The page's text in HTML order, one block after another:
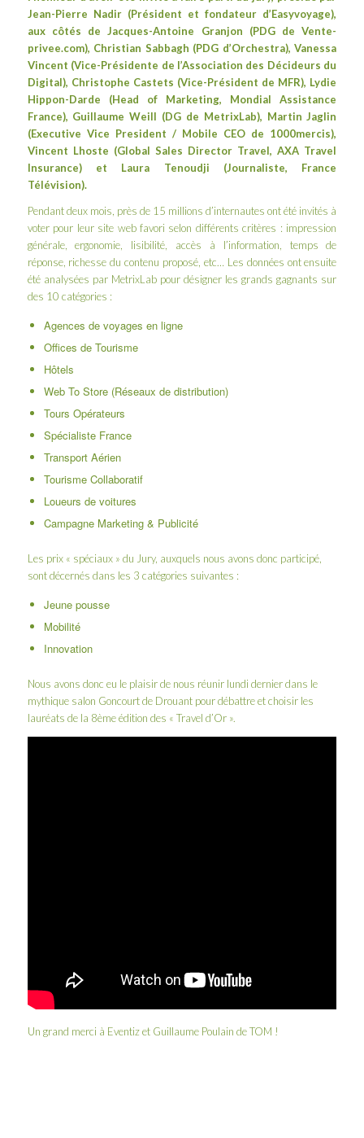
Jean-Pierre Nadir (Président et fondateur d’Easyvoyage),
aux côtés deJacques-Antoine Granjon (PDG deVente-
privee.com), Christian Sabbagh (PDG d’Orchestra), Vanessa
Vincent (Vice-Présidente de l’Association des Décideurs du
Digital), Christophe Castets (Vice-Président de MFR), Lydie
Hippon-Darde (Head of Marketing, Mondial Assistance
France), Guillaume Weill (DG de MetrixLab), Martin Jaglin
(Executive Vice President / Mobile CEO de 1000mercis),
Vincent Lhoste (Global Sales Director Travel,AXA Travel
Insurance) et Laura Tenoudji (Journaliste, France
Télévision).
Pendant deux mois, près de 15 millions d’internautes ont été invités à
voter pour leur site web favori selon différents critères : impression
générale, ergonomie, lisibilité, accès à l’information, temps de
réponse, richesse du contenu proposé, etc… Les données ont ensuite
été analysées par MetrixLab pour désigner les grands gagnants sur
des 10 catégories :
Agences de voyages en ligne
Offices de Tourisme
Hôtels
Web To Store (Réseaux de distribution)
Tours Opérateurs
Spécialiste France
Transport Aérien
Tourisme Collaboratif
Loueurs de voitures
Campagne Marketing & Publicité
Les prix « spéciaux » du Jury, auxquels nous avons donc participé,
sont décernés dans les 3 catégories suivantes :
Jeune pousse
Mobilité
Innovation
Nous avons donc eu le plaisir de nous réunir lundi dernier dans le
mythique salon Goncourt de Drouantpour débattre et choisir les
lauréats de la 8ème édition des « Travel d’Or ».
Un grand merci à Eventizet Guillaume Poulain deTOM !